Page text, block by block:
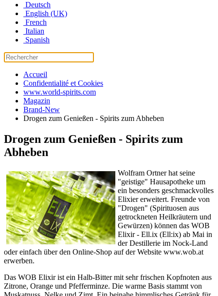
Deutsch
English (UK)
French
Italian
Spanish
Accueil
Confidentialité et Cookies
www.world-spirits.com
Magazin
Brand-New
Drogen zum Genießen - Spirits zum Abheben
Drogen zum Genießen - Spirits zum
Abheben
Wolfram Ortner hat seine
"geistige" Hausapotheke um
ein besonders geschmackvolles
Elixier erweitert. Freunde von
"Drogen" (Spirituosen aus
getrockneten Heilkräutern und
Gewürzen) können das WOB
Elixir - Ell.ix (Ell:ix) ab Mai in
der Destillerie im Nock-Land
oder einfach über den Online-Shop auf der Website www.wob.at
erwerben.
Das WOB Elixir ist ein Halb-Bitter mit sehr frischen Kopfnoten aus
Zitrone, Orange und Pfefferminze. Die warme Basis stammt von